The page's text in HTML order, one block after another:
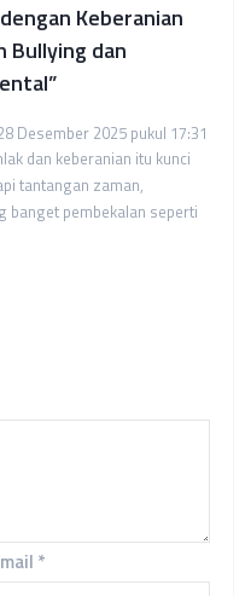
Keberanian
Bullying dan
Desember 2025 pukul 17:31
dan keberanian itu kunci
tantangan zaman,
banget pembekalan seperti
*